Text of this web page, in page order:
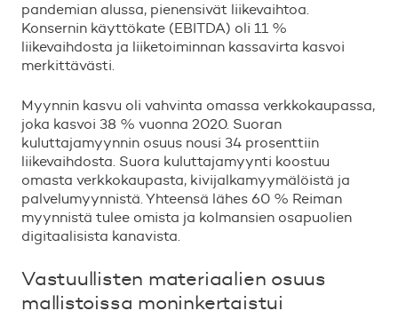
pandemian alussa, pienensivät liikevaihtoa.
Konsernin käyttökate (EBITDA) oli 11 %
liikevaihdosta ja liiketoiminnan kassavirta kasvoi
merkittävästi.
Myynnin kasvu oli vahvinta omassa verkkokaupassa,
joka kasvoi 38 % vuonna 2020. Suoran
kuluttajamyynnin osuus nousi 34 prosenttiin
liikevaihdosta. Suora kuluttajamyynti koostuu
omasta verkkokaupasta, kivijalkamyymälöistä ja
palvelumyynnistä. Yhteensä lähes 60 % Reiman
myynnistä tulee omista ja kolmansien osapuolien
digitaalisista kanavista.
Vastuullisten materiaalien osuus
mallistoissa moninkertaistui